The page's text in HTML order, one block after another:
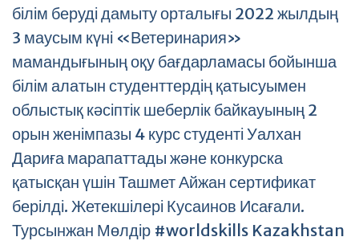
білім беруді дамыту орталығы 2022 жылдың
3 маусым күні «Ветеринария»
мамандығының оқу бағдарламасы бойынша
білім алатын студенттердің қатысуымен
облыстық кәсіптік шеберлік байкауының 2
орын женімпазы 4 курс студенті Уалхан
Дариға марапаттады және конкурска
қатысқан үшін Ташмет Айжан сертификат
берілді. Жетекшілері Кусаинов Исағали.
Турсынжан Мөлдір #worldskills Kazakhstan